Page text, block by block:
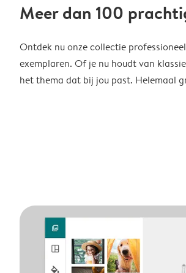
Meer dan 100
Ontdek nu onze collectie
exemplaren. Of je nu houdt van
het thema dat bij jou past. Helemaal